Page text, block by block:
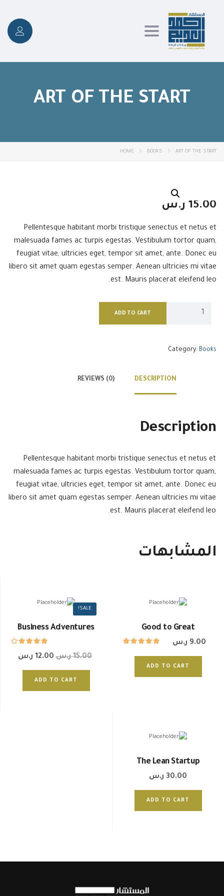
Toggle
navigation
ART OF THE START
HOME BOOKS ART OF THE START
15.00 ر.س
Pellentesque habitant morbi tristique senectus et netus et
malesuada fames ac turpis egestas. Vestibulum tortor quam,
feugiat vitae, ultricies eget, tempor sit amet, ante. Donec eu
libero sit amet quam egestas semper. Aenean ultricies mi vitae
est. Mauris placerat eleifend leo.
ADD TO CART
Category: Books
DESCRIPTION
REVIEWS (0)
Description
Pellentesque habitant morbi tristique senectus et netus et
malesuada fames ac turpis egestas. Vestibulum tortor quam,
feugiat vitae, ultricies eget, tempor sit amet, ante. Donec eu
libero sit amet quam egestas semper. Aenean ultricies mi vitae
est. Mauris placerat eleifend leo.
المشابهات
Good to Great
9.00 ر.س
ADD TO CART
SALE!
Business Adventures
15.00 ر.س 12.00 ر.س
ADD TO CART
The Lean Startup
30.00 ر.س
ADD TO CART